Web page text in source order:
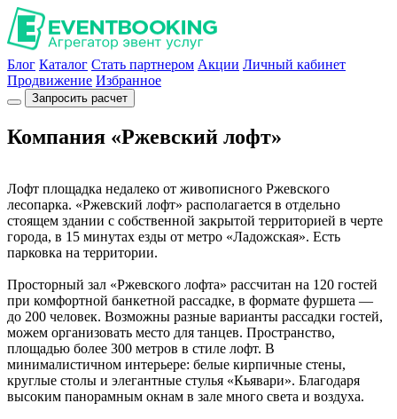
Блог Каталог Стать партнером Акции Личный кабинет
Продвижение Избранное
Запросить расчет
Компания «Ржевский лофт»
Лофт площадка недалеко от живописного Ржевского
лесопарка. «Ржевский лофт» располагается в отдельно
стоящем здании с собственной закрытой территорией в черте
города, в 15 минутах езды от метро «Ладожская». Есть
парковка на территории.
Просторный зал «Ржевского лофта» рассчитан на 120 гостей
при комфортной банкетной рассадке, в формате фуршета —
до 200 человек. Возможны разные варианты рассадки гостей,
можем организовать место для танцев. Пространство,
площадью более 300 метров в стиле лофт. В
минималистичном интерьере: белые кирпичные стены,
круглые столы и элегантные стулья «Кьявари». Благодаря
высоким панорамным окнам в зале много света и воздуха.